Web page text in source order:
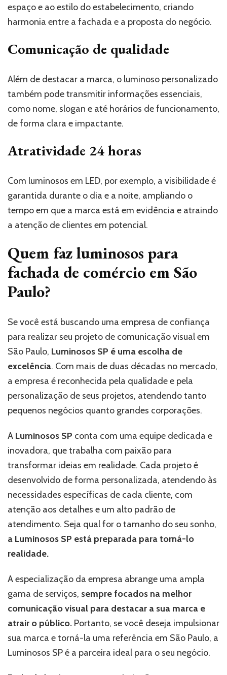
espaço e ao estilo do estabelecimento, criando
harmonia entre a fachada e a proposta do negócio.
Comunicação de qualidade
Além de destacar a marca, o luminoso personalizado
também pode transmitir informações essenciais,
como nome, slogan e até horários de funcionamento,
de forma clara e impactante.
Atratividade 24 horas
Com luminosos em LED, por exemplo, a visibilidade é
garantida durante o dia e a noite, ampliando o
tempo em que a marca está em evidência e atraindo
a atenção de clientes em potencial.
Quem faz luminosos para
fachada de comércio em São
Paulo?
Se você está buscando uma empresa de confiança
para realizar seu projeto de comunicação visual em
São Paulo, Luminosos SP é uma escolha de
excelência. Com mais de duas décadas no mercado,
a empresa é reconhecida pela qualidade e pela
personalização de seus projetos, atendendo tanto
pequenos negócios quanto grandes corporações.
A Luminosos SP conta com uma equipe dedicada e
inovadora, que trabalha com paixão para
transformar ideias em realidade. Cada projeto é
desenvolvido de forma personalizada, atendendo às
necessidades específicas de cada cliente, com
atenção aos detalhes e um alto padrão de
atendimento. Seja qual for o tamanho do seu sonho,
a Luminosos SP está preparada para torná-lo
realidade.
A especialização da empresa abrange uma ampla
gama de serviços, sempre focados na melhor
comunicação visual para destacar a sua marca e
atrair o público. Portanto, se você deseja impulsionar
sua marca e torná-la uma referência em São Paulo, a
Luminosos SP é a parceira ideal para o seu negócio.